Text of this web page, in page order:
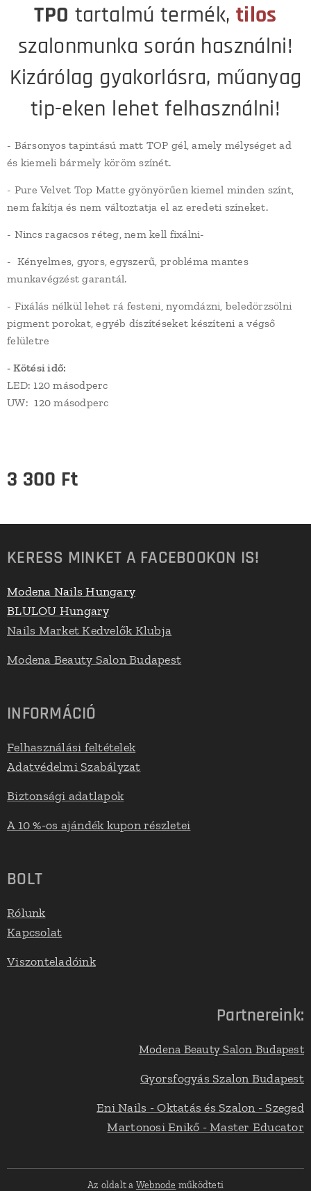
TPO tartalmú termék, tilos
szalonmunka során használni!
Kizárólag gyakorlásra, műanyag
tip-eken lehet felhasználni!
- Bársonyos tapintású matt TOP gél, amely mélységet ad
és kiemeli bármely köröm színét.
- Pure Velvet Top Matte gyönyörűen kiemel minden színt,
nem fakítja és nem változtatja el az eredeti színeket.
- Nincs ragacsos réteg, nem kell fixálni-
- Kényelmes, gyors, egyszerű, probléma mantes
munkavégzést garantál.
- Fixálás nélkül lehet rá festeni, nyomdázni, beledörzsölni
pigment porokat, egyéb díszítéseket készíteni a végső
felületre
- Kötési idő:
LED: 120 másodperc
UW: 120 másodperc
3 300 Ft
KERESS MINKET A FACEBOOKON IS!
Modena Nails Hungary
BLULOU Hungary
Nails Market Kedvelők Klubja
Modena Beauty Salon Budapest
INFORMÁCIÓ
Felhasználási feltételek
Adatvédelmi Szabályzat
Biztonsági adatlapok
A 10 %-os ajándék kupon részletei
BOLT
Rólunk
Kapcsolat
Viszonteladóink
Partnereink:
Modena Beauty Salon Budapest
Gyorsfogyás Szalon Budapest
Eni Nails - Oktatás és Szalon - Szeged
Martonosi Enikő - Master Educator
Az oldalt a Webnode működteti